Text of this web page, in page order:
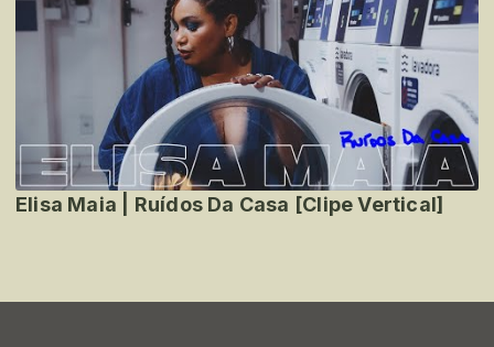
Elisa Maia | Ruídos Da Casa [Clipe Vertical]